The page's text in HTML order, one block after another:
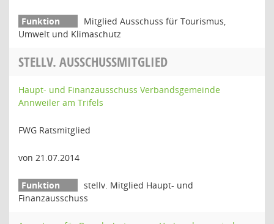
Mitglied Ausschuss für Tourismus,
Umwelt und Klimaschutz
STELLV. AUSSCHUSSMITGLIED
Haupt- und Finanzausschuss Verbandsgemeinde
Annweiler am Trifels
FWG Ratsmitglied
von 21.07.2014
stellv. Mitglied Haupt- und
Finanzausschuss